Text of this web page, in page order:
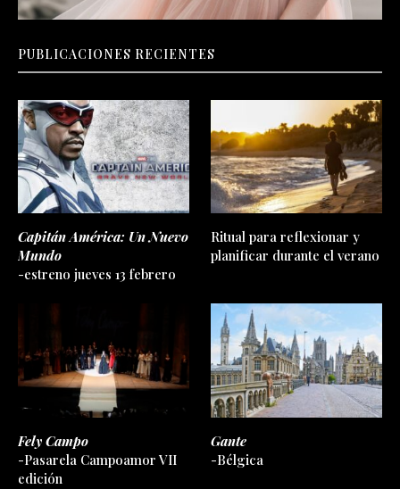
PUBLICACIONES RECIENTES
Capitán América: Un Nuevo
Mundo
-estreno jueves 13 febrero
Ritual para reflexionar y
planificar durante el verano
Fely Campo
-Pasarela Campoamor VII
edición
Gante
-Bélgica